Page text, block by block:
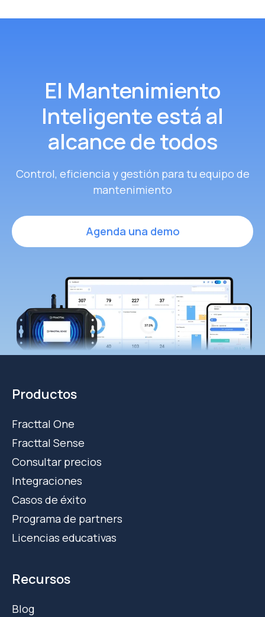
El Mantenimiento
Inteligenteestá al
alcance de todos
Control, eficiencia y gestión para tu equipo de
mantenimiento
Agenda una demo
Productos
Fracttal One
Fracttal Sense
Consultar precios
Integraciones
Casos de éxito
Programa de partners
Licencias educativas
Recursos
Blog